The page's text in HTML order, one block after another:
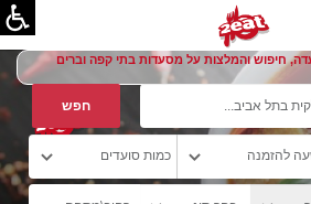
חיפוש והמלצות על מסעדות בתי קפה וברים